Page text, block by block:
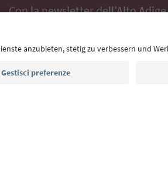
Con la newsletter dell’Alto